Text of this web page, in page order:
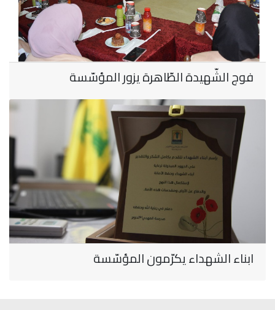
فوج الشّهيدة الطّاهرة يزور المؤسّسة
ابناء الشهداء يكرّمون المؤسّسة